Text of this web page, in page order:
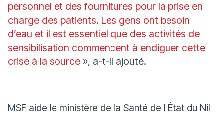
personnel et des fournitures pour la prise en
charge des patients. Les gens ont besoin
d’eau et il est essentiel que des activités de
sensibilisation commencent à endiguer cette
crise à la source », a-t-il ajouté.
MSF aide le ministère de la Santé de l'État du Nil